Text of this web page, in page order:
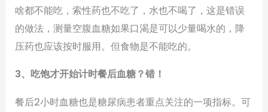
啥都不能吃，索性药也不吃了，水也不喝了，这是错误
的做法，测量空腹血糖如果口渴是可以少量喝水的，降
压药也应该按时服用。但食物是不能吃的。
3、吃饱才开始计时餐后血糖？错！
餐后2小时血糖也是糖尿病患者重点关注的一项指标。可